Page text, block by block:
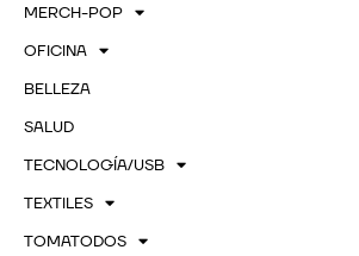
MERCH-POP
OFICINA
BELLEZA
SALUD
TECNOLOGÍA/USB
TEXTILES
TOMATODOS